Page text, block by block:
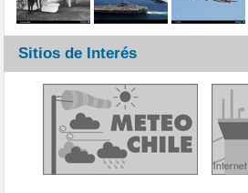
Sitios de Interés